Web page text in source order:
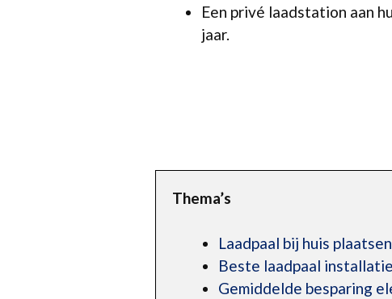
Een privé laadstation aan
jaar.
Thema’s
Laadpaal bij huis plaatsen
Beste laadpaal
Gemiddelde besparing